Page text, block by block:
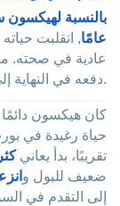
عامًا, انقلبت
عادية في صحته.
دفعه في النهاية إلى عبور الحدود بحثًا عن أفضل رعاية ممكنة.
كان هيكسون
حياة رغيدة في
تقريبًا، بدأ يعاني
ضعيف للبول و
إلى التقدم في